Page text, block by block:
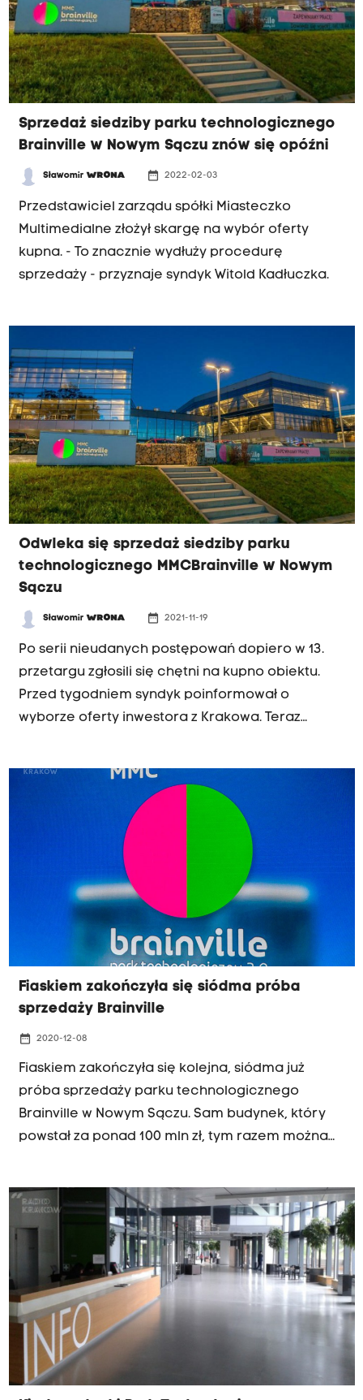
Kadłuczka. - Spodziewam się, ze sprawa do
miesiąca będzie rozstrzygnięta.
Sprzedaż siedziby parku technologicznego
Brainville w Nowym Sączu znów się opóźni
SławomirWRONA date_range 2022-02-03
Przedstawiciel zarządu spółki Miasteczko
Multimedialne złożył skargę na wybór oferty
kupna. - To znacznie wydłuży procedurę
sprzedaży - przyznaje syndyk Witold Kadłuczka.
Odwleka się sprzedaż siedziby parku
technologicznego MMCBrainville w Nowym
Sączu
SławomirWRONA date_range 2021-11-19
Po serii nieudanych postępowań dopiero w 13.
przetargu zgłosili się chętni na kupno obiektu.
Przed tygodniem syndyk poinformował o
wyborze oferty inwestora z Krakowa. Teraz
sprzedaży o wiele miesięcy.
Fiaskiem zakończyła się siódma próba
sprzedaży Brainville
date_range 2020-12-08
Fiaskiem zakończyła się kolejna, siódma już
próba sprzedaży parku technologicznego
Brainville w Nowym Sączu. Sam budynek, który
powstał za ponad 100 mln zł, tym razem można
Witold Kadłuczka zawnioskuje do sądu o kolejny
przetarg na sprzedaż nieruchomości o ok. 2 mln.